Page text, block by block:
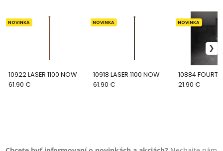
10922 LASER 1100 NOW
NOVINKA
61.90 €
10918 LASER 1100 NOW
NOVINKA
61.90 €
10884
NOVINKA
21.90 €